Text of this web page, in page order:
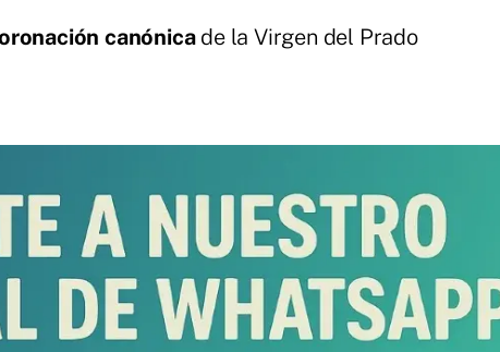
canónicade la Virgen del Prado